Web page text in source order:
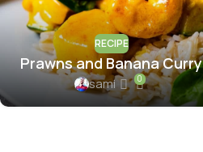
RECIPE
Prawns and Banana Curry
sami 0